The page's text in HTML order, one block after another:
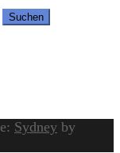
Sydney by